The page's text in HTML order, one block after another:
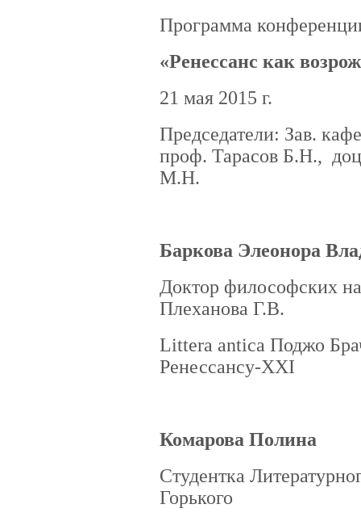
Программа
«Ренессанс как
21 мая 2015 г.
Председатели: Зав.
проф. Тарасов Б.Н.,
М.Н.
Баркова Элеонора
Доктор философских
Плеханова Г.В.
Littera antica Поджо
Ренессансу-XXI
Комарова Полина
Студентка
Горького